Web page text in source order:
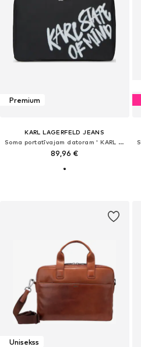
Premium
KARL LAGERFELD JEANS
Soma portatīvajam datoram ' KARL QUOTE LAPTOP '
89,96 €
Unisekss